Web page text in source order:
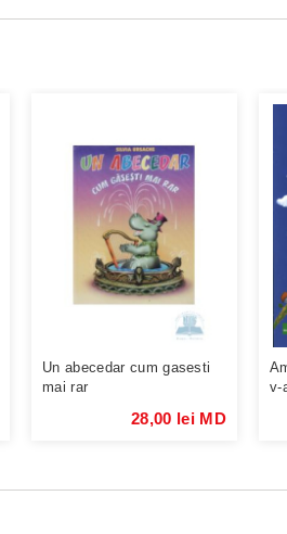
Un abecedar cum gasesti
mai rar
28,00 lei MD
v-